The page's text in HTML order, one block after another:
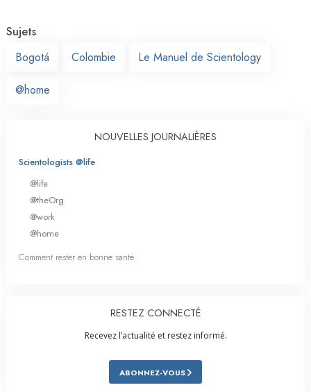
Sujets
Bogotá
Colombie Le Manuel de Scientology
@home
NOUVELLES JOURNALIÈRES
Scientologists @life
@life
@theOrg
@work
@home
Comment rester en bonne santé
RESTEZ CONNECTÉ
Recevez l’actualité et restez informé.
ABONNEZ-VOUS